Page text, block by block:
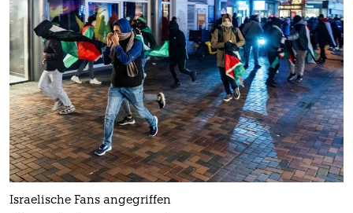
Israelische Fans angegriffen